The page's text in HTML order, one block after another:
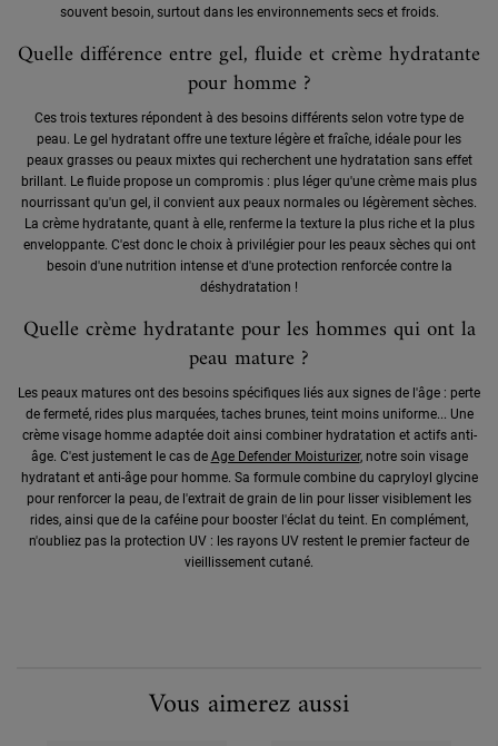
souvent besoin, surtout dans les environnements secs et froids.
Quelle différence entre gel, fluide et crème hydratante
pour homme ?
Ces trois textures répondent à des besoins différents selon votre type de
peau. Le gel hydratant offre une texture légère et fraîche, idéale pour les
peaux grasses ou peaux mixtes qui recherchent une hydratation sans effet
brillant. Le fluide propose un compromis : plus léger qu'une crème mais plus
nourrissant qu'un gel, il convient aux peaux normales ou légèrement sèches.
La crème hydratante, quant à elle, renferme la texture la plus riche et la plus
enveloppante. C'est donc le choix à privilégier pour les peaux sèches qui ont
besoin d'une nutrition intense et d'une protection renforcée contre la
déshydratation !
Quelle crème hydratante pour les hommes qui ont la
peau mature ?
Les peaux matures ont des besoins spécifiques liés aux signes de l'âge : perte
de fermeté, rides plus marquées, taches brunes, teint moins uniforme... Une
crème visage homme adaptée doit ainsi combiner hydratation et actifs anti-
âge. C'est justement le cas de Age Defender Moisturizer, notre soin visage
hydratant et anti-âge pour homme. Sa formule combine du capryloyl glycine
pour renforcer la peau, de l'extrait de grain de lin pour lisser visiblement les
rides, ainsi que de la caféine pour booster l'éclat du teint. En complément,
n'oubliez pas la protection UV : les rayons UV restent le premier facteur de
vieillissement cutané.
Vous aimerez aussi